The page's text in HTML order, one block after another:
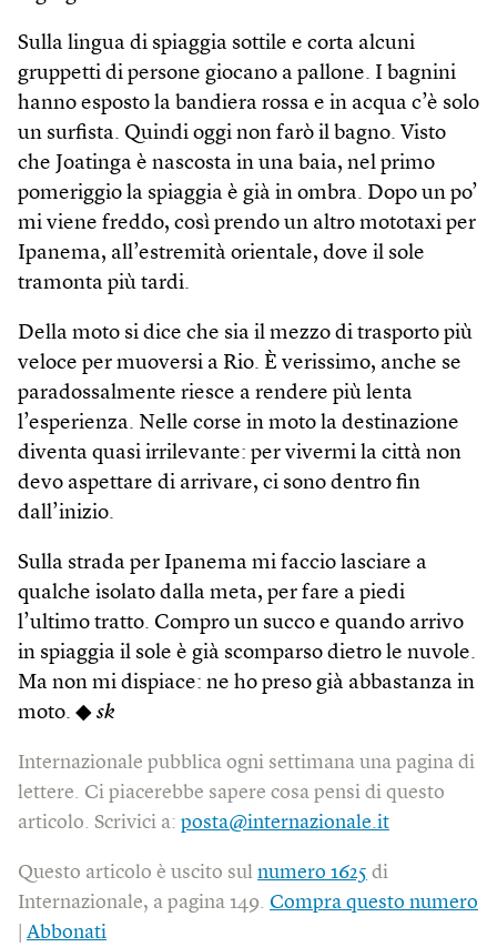
Sulla lingua di spiaggia sottile e corta alcuni
gruppetti di persone giocano a pallone. I bagnini
hanno esposto la bandiera rossa e in acqua c’è solo
un surfista. Quindi oggi non farò il bagno. Visto
che Joatinga è nascosta in una baia, nel primo
pomeriggio la spiaggia è già in ombra. Dopo un po’
mi viene freddo, così prendo un altro mototaxi per
Ipanema, all’estremità orientale, dove il sole
tramonta più tardi.
Della moto si dice che sia il mezzo di trasporto più
veloce per muoversi a Rio. È verissimo, anche se
paradossalmente riesce a rendere più lenta
l’esperienza. Nelle corse in moto la destinazione
diventa quasi irrilevante: per vivermi la città non
devo aspettare di arrivare, ci sono dentro fin
dall’inizio.
Sulla strada per Ipanema mi faccio lasciare a
qualche isolato dalla meta, per fare a piedi
l’ultimo tratto. Compro un succo e quando arrivo
in spiaggia il sole è già scomparso dietro le nuvole.
Ma non mi dispiace: ne ho preso già abbastanza in
moto. ◆ sk
Internazionale pubblica ogni settimana una pagina di
lettere. Ci piacerebbe sapere cosa pensi di questo
articolo. Scrivici a: posta@internazionale.it
Questo articolo è uscito sul numero 1625 di
Internazionale, a pagina 149. Compra questo numero
Abbonati